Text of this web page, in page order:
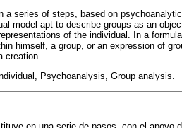
a series of steps, based on
model apt to describe groups as an
of the individual. In a
himself, a group, or an expression of
creation.
Psychoanalysis, Group analysis.